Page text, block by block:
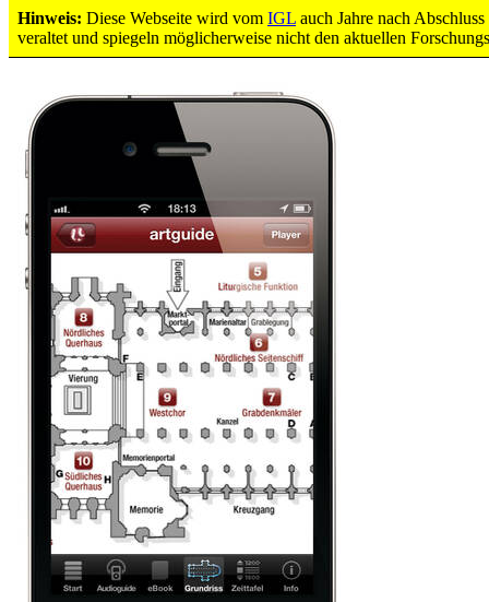
Dom-App - Grundriss
Hinweis: Diese Webseite wird vom IGL auch Jahre nach
veraltet und spiegeln möglicherweise nicht den aktuellen